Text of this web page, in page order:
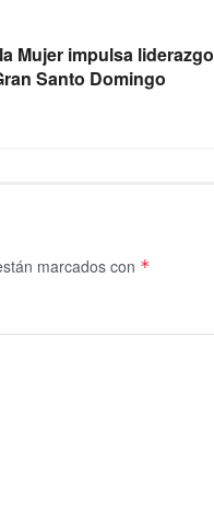
Mujer impulsa liderazgo
Santo Domingo
marcados con *